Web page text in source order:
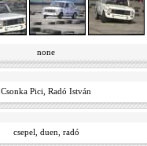
none
Csonka Pici ,Radó István
csepel duen radó